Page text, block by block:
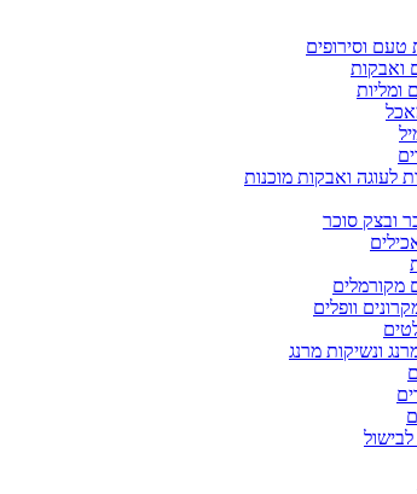
טעם וסירופים
ואבקות
ומליות
לעוגה ואבקות מוכנות
ובצק סוכר
מקורמלים
וופלים
ונשיקות מרנג